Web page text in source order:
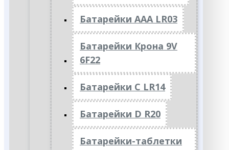
Батарейки АAА LR03
Батарейки Крона 9V
6F22
Батарейки C LR14
Батарейки D R20
Батарейки-таблетки